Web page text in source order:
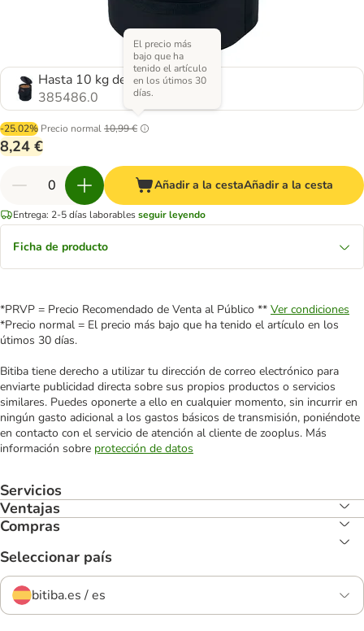
Hasta 10 kg de pienso
385486.0
-25.02% Precio normal10,99 €
El precio más
bajo que ha
tenido el artículo
en los útimos 30
días.
8,24 €
Añadir a la cestaAñadir a la cesta
Entrega: 2-5 días laborablesseguir leyendo
Ficha de producto
*PRVP = Precio Recomendado de Venta al Público ** Ver condiciones
*Precio normal = El precio más bajo que ha tenido el artículo en los
útimos 30 días.
Bitiba tiene derecho a utilizar tu dirección de correo electrónico para
enviarte publicidad directa sobre sus propios productos o servicios
similares. Puedes oponerte a ello en cualquier momento, sin incurrir en
ningún gasto adicional a los gastos básicos de transmisión, poniéndote
en contacto con el servicio de atención al cliente de zooplus. Más
información sobre protección de datos
Servicios
Ventajas
Compras
Seleccionar país
bitiba.es / es